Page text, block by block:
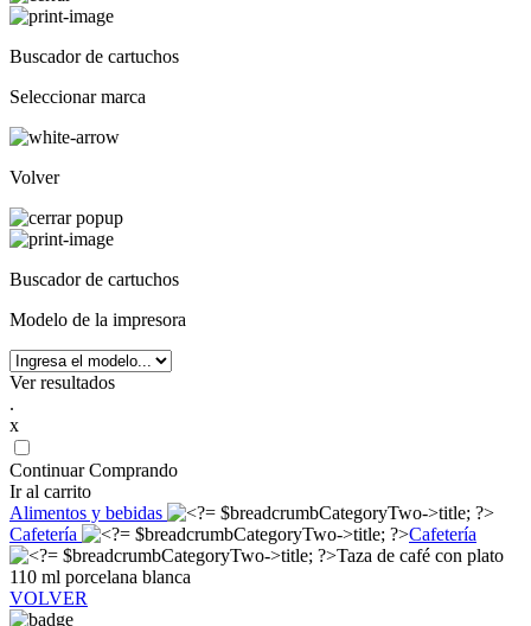
Buscador de cartuchos
Seleccionar marca
Volver
Buscador de cartuchos
Modelo de la impresora
Ver resultados
.
x
Continuar Comprando
Ir al carrito
Alimentos y bebidas
Cafetería
Cafetería
Taza de café con plato
110 ml porcelana blanca
VOLVER